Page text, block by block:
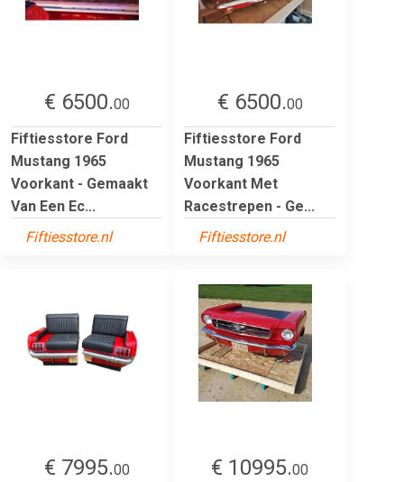
€ 6500.00
Fiftiesstore Ford
Mustang 1965
Voorkant - Gemaakt
Van Een Ec...
Fiftiesstore.nl
€ 6500.00
Fiftiesstore Ford
Mustang 1965
Voorkant Met
Racestrepen - Ge...
Fiftiesstore.nl
€ 7995.00 € 10995.00